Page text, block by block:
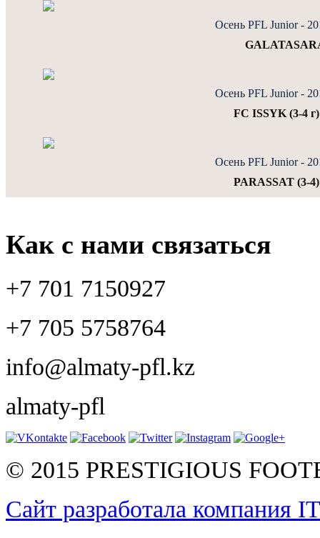
Осень PFL Junior -
Осень PFL Junior -
FC ISSYK (3-4
Осень PFL Junior -
PARASSAT (3-
Как с нами связаться
+7 701 7150927
+7 705 5758764
info@almaty-pfl.kz
almaty-pfl
© 2015 PRESTIGIOUS
Сайт разработала компания